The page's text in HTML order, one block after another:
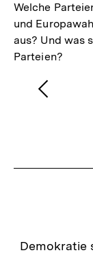
Welche
und
aus? Und was
Parteien?
Zur
Demokratie